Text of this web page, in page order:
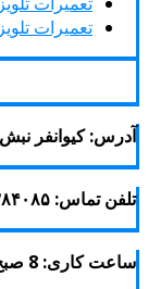
تعمیرات تلویزیون سونی
آدرس: کیوانفر
تلفن تماس: ۰۹۱۲۷۳۸۴۰۸۵ ۰۲۵۳۶۶۴۵۶۱۰ ۰۹۱۹۳۰۵۶۴۰۴
ساعت کاری: 8 صبح الی 12 شب